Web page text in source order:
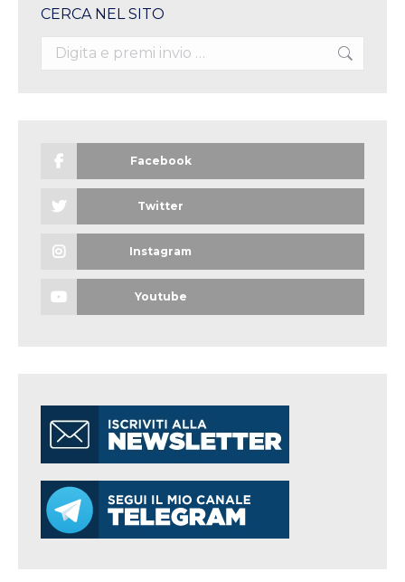
CERCA NEL SITO
Search:
Facebook
Twitter
Instagram
Youtube